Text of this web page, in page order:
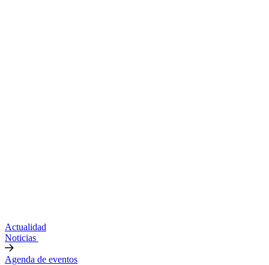
Actualidad
Noticias
Agenda de eventos